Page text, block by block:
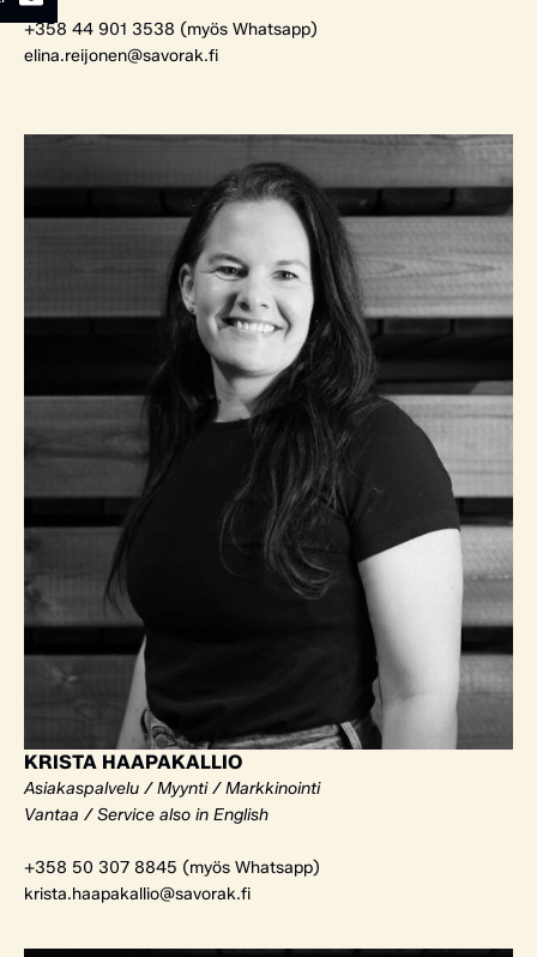
+358 44 901 3538 (myös Whatsapp)
elina.reijonen@savorak.fi
KRISTA HAAPAKALLIO
Asiakaspalvelu / Myynti / Markkinointi
Vantaa / Service also in English
+358 50 307 8845 (myös Whatsapp)
krista.haapakallio@savorak.fi